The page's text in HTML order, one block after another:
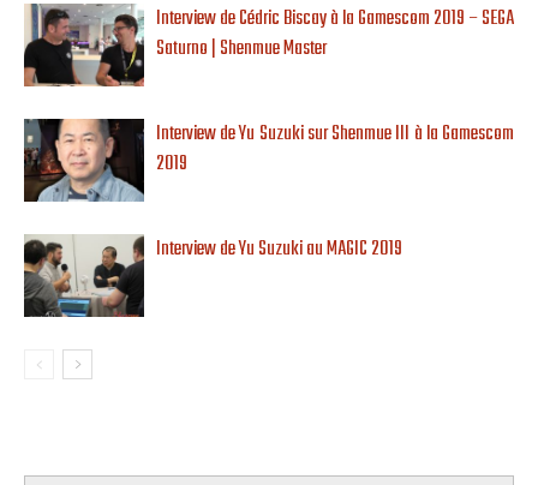
Interview de Cédric Biscay à la Gamescom 2019 – SEGA
Saturno | Shenmue Master
Interview de Yu Suzuki sur Shenmue III à la Gamescom
2019
Interview de Yu Suzuki au MAGIC 2019